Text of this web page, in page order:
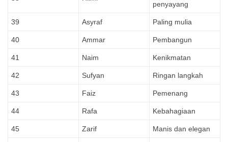
penyayang
39 Asyraf Paling mulia
40 Ammar Pembangun
41 Naim Kenikmatan
42 Sufyan Ringan langkah
43 Faiz Pemenang
44 Rafa Kebahagiaan
45 Zarif Manis dan elegan